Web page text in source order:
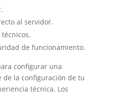
al servidor.
de funcionamiento.
configurar una
de la configuración de tu
técnica. Los